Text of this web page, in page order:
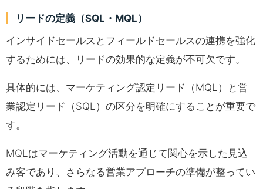
リードの定義（SQL・MQL）
インサイドセールスとフィールドセールスの連携を強化
するためには、リードの効果的な定義が不可欠です。
具体的には、マーケティング認定リード（MQL）と営
業認定リード（SQL）の区分を明確にすることが重要で
す。
MQLはマーケティング活動を通じて関心を示した見込
み客であり、さらなる営業アプローチの準備が整ってい